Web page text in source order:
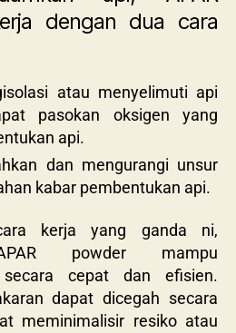
dengan dua cara
atau menyelimuti api
pasokan oksigen yang
api.
dan mengurangi unsur
kabar pembentukan api.
kerja yang ganda ni,
powder mampu
cepat dan efisien.
dapat dicegah secara
meminimalisir resiko atau